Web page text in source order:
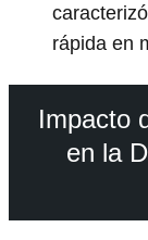
rápida en
Impacto
en la